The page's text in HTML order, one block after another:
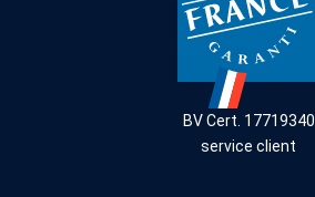
BV Cert. 17719340
service client